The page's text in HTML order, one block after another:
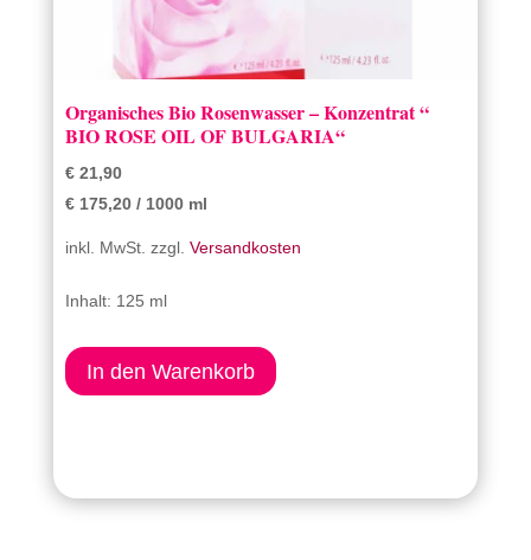
Organisches Bio Rosenwasser – Konzentrat “
BIO ROSE OIL OF BULGARIA“
€21,90
€175,20/ 1000 ml
inkl. MwSt. zzgl. Versandkosten
Inhalt: 125 ml
In den Warenkorb